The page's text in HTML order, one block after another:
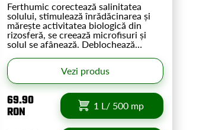
Ferthumic corectează salinitatea
solului, stimulează înrădăcinarea și
mărește activitatea biologică din
rizosferă, se creează microfisuri și
solul se afânează. Deblochează
extract concentrat de alge brune,
aminoacizi, fitohormoni și
microelemente. BIO.
Vezi produs
69.90
RON 1 L/ 500 mp